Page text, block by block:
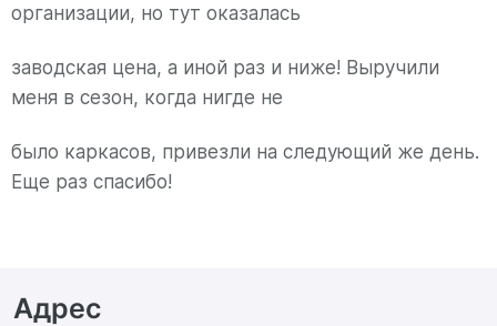
организации, но тут оказалась
заводская цена, а иной раз и ниже! Выручили
меня в сезон, когда нигде не
было каркасов, привезли на следующий же день.
Еще раз спасибо!
Адрес